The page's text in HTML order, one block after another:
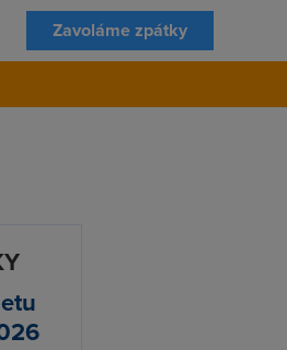
Zavoláme zpátky